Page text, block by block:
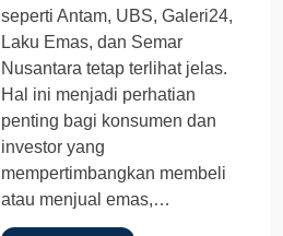
seperti Antam, UBS, Galeri24,
Laku Emas, dan Semar
Nusantara tetap terlihat jelas.
Hal ini menjadi perhatian
penting bagi konsumen dan
investor yang
mempertimbangkan membeli
atau menjual emas,…